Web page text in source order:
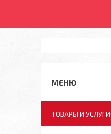
ТОВАРЫ И УСЛУГИ